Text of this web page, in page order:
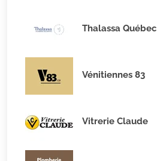
Thalassa Québec
Vénitiennes 83
Vitrerie Claude